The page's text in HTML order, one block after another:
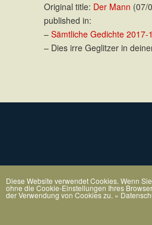
Original title: Der Mann (07/
published in:
– Sämtliche Gedichte 2017-
– Dies irre Geglitzer in
Diese Website verwendet Cookies. Wenn
ohne die Cookie-Einstellungen Ihres
der Verwendung von Cookies zu. »